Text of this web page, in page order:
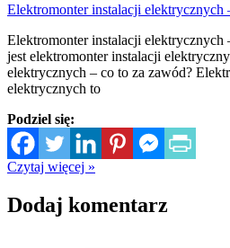
Elektromonter instalacji elektrycznych
Elektromonter instalacji
jest elektromonter instalacji
elektrycznych – co to za zawód?
elektrycznych to
Podziel się:
Czytaj więcej »
Dodaj komentarz